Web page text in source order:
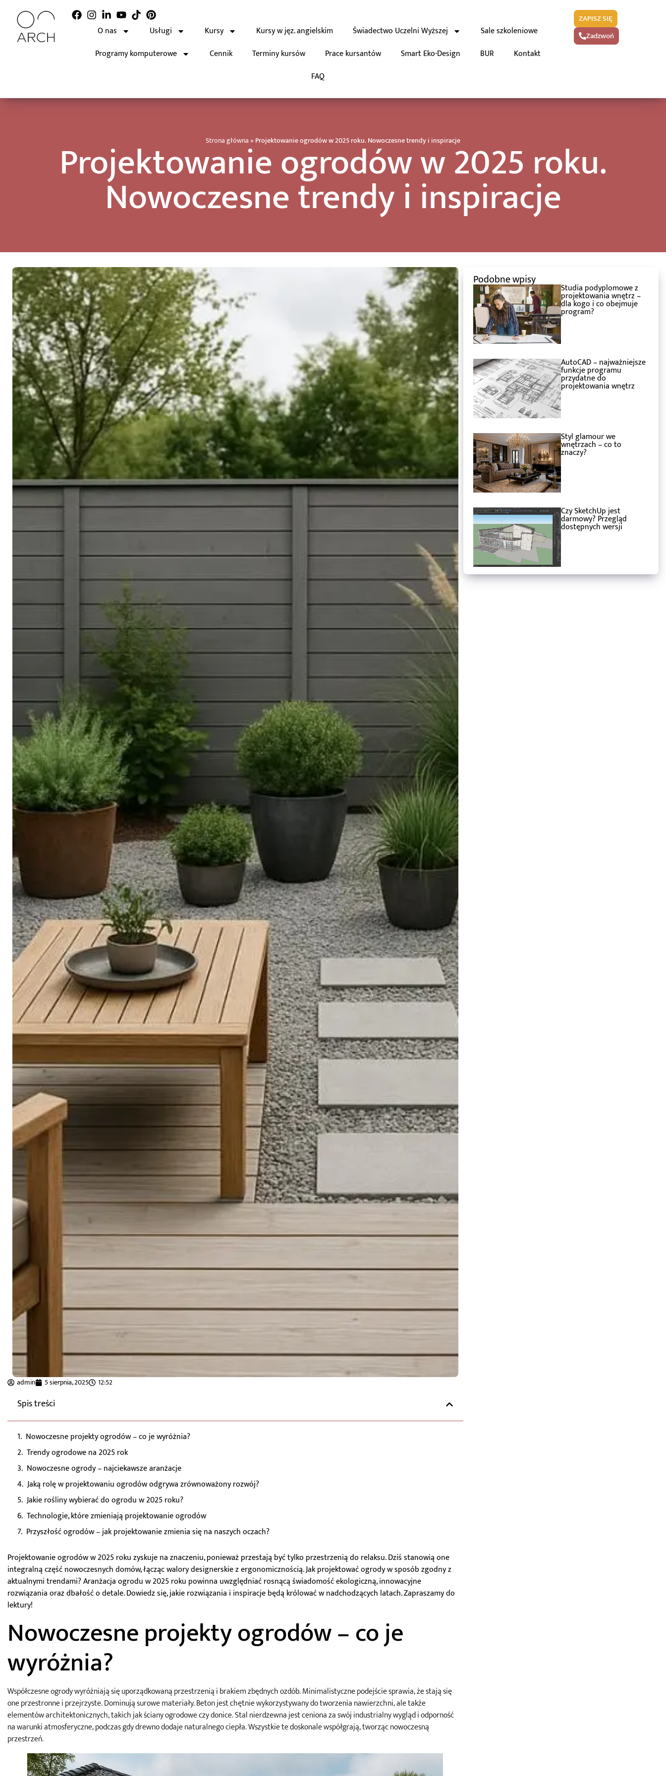
O nas Usługi Kursy Kursy w jęz. angielskim Świadectwo Uczelni Wyższej
Sale szkoleniowe
Programy komputerowe
Cennik Terminy kursów Prace kursantów Smart Eko-Design BUR
Kontakt
FAQ
ZAPISZ SIĘ
Zadzwoń
Strona główna »Projektowanie ogrodów w 2025 roku. Nowoczesne trendy i inspiracje
Projektowanie ogrodów w 2025 roku.
Nowoczesne trendy i inspiracje
admin 5 sierpnia, 2025 12:52
Spis treści
Nowoczesne projekty ogrodów – co je wyróżnia?
Trendy ogrodowe na 2025 rok
Nowoczesne ogrody – najciekawsze aranżacje
Jaką rolę w projektowaniu ogrodów odgrywa zrównoważony rozwój?
Jakie rośliny wybierać do ogrodu w 2025 roku?
Technologie, które zmieniają projektowanie ogrodów
Przyszłość ogrodów – jak projektowanie zmienia się na naszych oczach?
Projektowanie ogrodów w 2025 roku zyskuje na znaczeniu, ponieważ przestają być tylko przestrzenią do relaksu. Dziś stanowią one
integralną część nowoczesnych domów, łącząc walory designerskie z ergonomicznością. Jak projektować ogrody w sposób zgodny z
aktualnymi trendami? Aranżacja ogrodu w 2025 roku powinna uwzględniać rosnącą świadomość ekologiczną, innowacyjne
rozwiązania oraz dbałość o detale. Dowiedz się, jakie rozwiązania i inspiracje będą królować w nadchodzących latach. Zapraszamy do
lektury!
Nowoczesne projekty ogrodów – co je
wyróżnia?
Współczesne ogrody wyróżniają się uporządkowaną przestrzenią i brakiem zbędnych ozdób. Minimalistyczne podejście sprawia, że stają się
one przestronne i przejrzyste. Dominują surowe materiały. Beton jest chętnie wykorzystywany do tworzenia nawierzchni, ale także
elementów architektonicznych, takich jak ściany ogrodowe czy donice. Stal nierdzewna jest ceniona za swój industrialny wygląd i odporność
na warunki atmosferyczne, podczas gdy drewno dodaje naturalnego ciepła. Wszystkie te doskonale współgrają, tworząc nowoczesną
przestrzeń.
Podobne wpisy
Studia podyplomowe z
projektowania wnętrz –
dla kogo i co obejmuje
program?
AutoCAD – najważniejsze
funkcje programu
przydatne do
projektowania wnętrz
Styl glamour we
wnętrzach – co to
znaczy?
Czy SketchUp jest
darmowy? Przegląd
dostępnych wersji